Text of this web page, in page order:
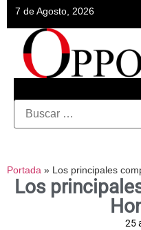
7 de Agosto, 2026
Portada » Los principales
Los
25